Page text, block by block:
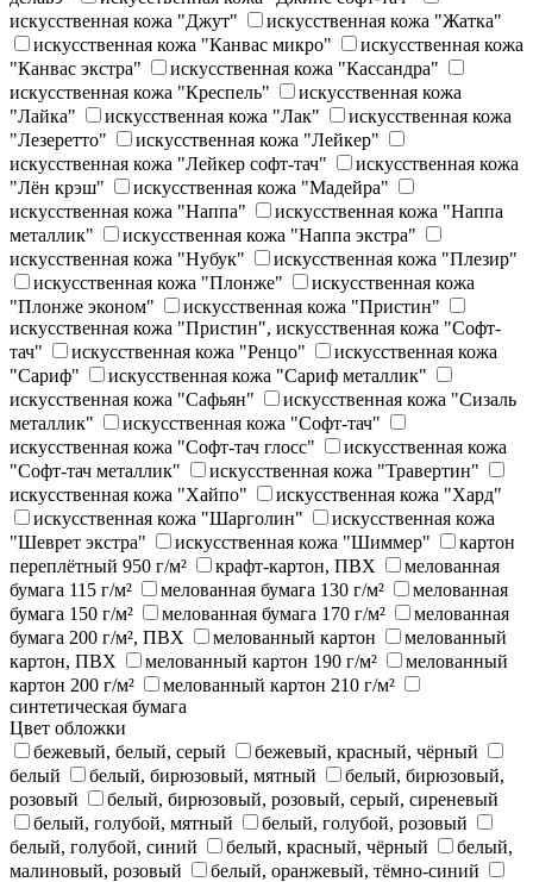
искусственная кожа "Джут"
искусственная кожа "Жатка"
искусственная кожа "Канвас микро"
искусственная кожа
"Канвас экстра"
искусственная кожа "Кассандра"
искусственная кожа "Креспель"
искусственная кожа
"Лайка"
искусственная кожа "Лак"
искусственная кожа
"Лезеретто"
искусственная кожа "Лейкер"
искусственная кожа "Лейкер софт-тач"
искусственная кожа
"Лён крэш"
искусственная кожа "Мадейра"
искусственная кожа "Наппа"
искусственная кожа "Наппа
металлик"
искусственная кожа "Наппа экстра"
искусственная кожа "Нубук"
искусственная кожа "Плезир"
искусственная кожа "Плонже"
искусственная кожа
"Плонже эконом"
искусственная кожа "Пристин"
искусственная кожа "Пристин", искусственная кожа "Софт-
тач"
искусственная кожа "Ренцо"
искусственная кожа
"Сариф"
искусственная кожа "Сариф металлик"
искусственная кожа "Сафьян"
искусственная кожа "Сизаль
металлик"
искусственная кожа "Софт-тач"
искусственная кожа "Софт-тач глосс"
искусственная кожа
"Софт-тач металлик"
искусственная кожа "Травертин"
искусственная кожа "Хайпо"
искусственная кожа "Хард"
искусственная кожа "Шарголин"
искусственная кожа
"Шеврет экстра"
искусственная кожа "Шиммер"
картон
переплётный 950 г/м²
крафт-картон, ПВХ
мелованная
бумага 115 г/м²
мелованная бумага 130 г/м²
мелованная
бумага 150 г/м²
мелованная бумага 170 г/м²
мелованная
бумага 200 г/м², ПВХ
мелованный картон
мелованный
картон, ПВХ
мелованный картон 190 г/м²
мелованный
картон 200 г/м²
мелованный картон 210 г/м²
синтетическая бумага
Цвет обложки
бежевый, белый, серый
бежевый, красный, чёрный
белый
белый, бирюзовый, мятный
белый, бирюзовый,
розовый
белый, бирюзовый, розовый, серый, сиреневый
белый, голубой, мятный
белый, голубой, розовый
белый, голубой, синий
белый, красный, чёрный
белый,
малиновый, розовый
белый, оранжевый, тёмно-синий